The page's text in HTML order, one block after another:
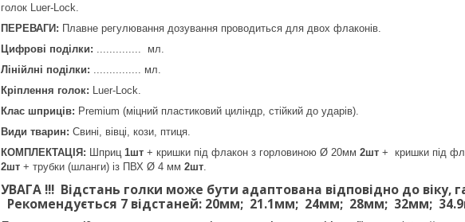
голок Luer-Lock.
ПЕРЕВАГИ: Плавне регулювання дозування проводиться для двох флаконів.
Цифрові поділки: .............. мл.
Лінійлні поділки: ............... мл.
Кріплення голок: Luer-Lock.
Клас шприців: Premium (міцний пластиковий циліндр, стійкий до ударів).
Види тварин: Свині, вівці, кози, птиця.
КОМПЛЕКТАЦІЯ: Шприц 1шт + кришки під флакон з горловиною Ø 20мм 2шт + кришки під
2шт + трубки (шланги) із ПВХ Ø 4 мм 2шт.
УВАГА !!! Відстань голки може бути адаптована відповідно до
Рекомендується 7 відстаней: 20мм; 21.1мм; 24мм; 28мм; 32мм;